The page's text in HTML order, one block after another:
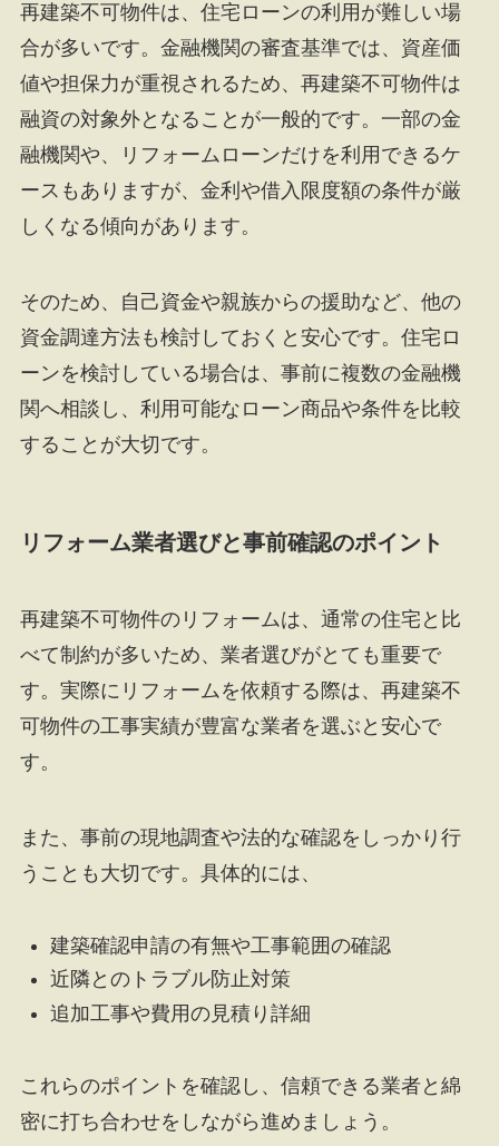
再建築不可物件は、住宅ローンの利用が難しい場
合が多いです。金融機関の審査基準では、資産価
値や担保力が重視されるため、再建築不可物件は
融資の対象外となることが一般的です。一部の金
融機関や、リフォームローンだけを利用できるケ
ースもありますが、金利や借入限度額の条件が厳
しくなる傾向があります。
そのため、自己資金や親族からの援助など、他の
資金調達方法も検討しておくと安心です。住宅ロ
ーンを検討している場合は、事前に複数の金融機
関へ相談し、利用可能なローン商品や条件を比較
することが大切です。
リフォーム業者選びと事前確認のポイント
再建築不可物件のリフォームは、通常の住宅と比
べて制約が多いため、業者選びがとても重要で
す。実際にリフォームを依頼する際は、再建築不
可物件の工事実績が豊富な業者を選ぶと安心で
す。
また、事前の現地調査や法的な確認をしっかり行
うことも大切です。具体的には、
建築確認申請の有無や工事範囲の確認
近隣とのトラブル防止対策
追加工事や費用の見積り詳細
これらのポイントを確認し、信頼できる業者と綿
密に打ち合わせをしながら進めましょう。